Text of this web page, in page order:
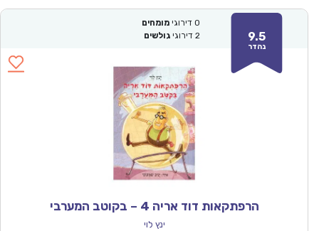
9.5
נהדר
0 דירוגי מומחים
2 דירוגי גולשים
הרפתקאות דוד אריה 4 – בקוטב המערבי
ינץ לוי